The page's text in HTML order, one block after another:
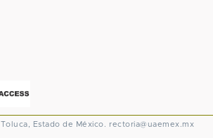
Toluca, Estado de México. rectoria@uaemex.mx